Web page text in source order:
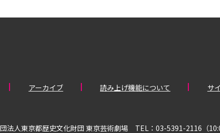
アーカイブ 読み上げ機能について サ
団法人東京都歴史文化財団 東京芸術劇場 TEL：03-5391-2116（